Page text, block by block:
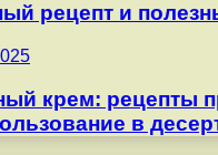
рецепт и
крем: рецепты
в